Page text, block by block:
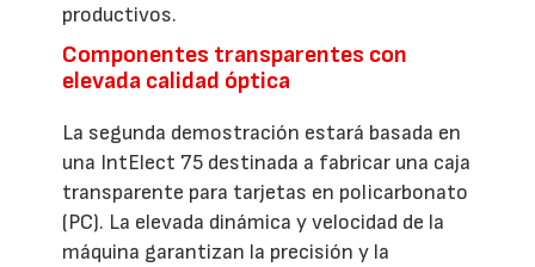
productivos.
Componentes transparentes con
elevada calidad óptica
La segunda demostración estará basada en
una IntElect 75 destinada a fabricar una caja
transparente para tarjetas en policarbonato
(PC). La elevada dinámica y velocidad de la
máquina garantizan la precisión y la